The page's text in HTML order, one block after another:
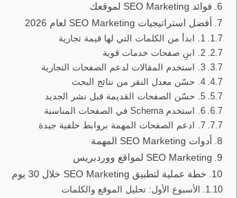
فوائد SEO Marketing لموقعك
أفضل استراتيجيات SEO Marketing لعام 2026
1. ابدأ من الكلمات التي لها قيمة تجارية
2. ابنِ صفحات خدمات قوية
3. استخدم المقالات لدعم الصفحات التجارية
4. حسّن معدل النقر من نتائج البحث
5. حسّن الصفحات القديمة قبل نشر الجديد
6. استخدم Schema في الصفحات المناسبة
7. ادعم الصفحات المهمة بروابط خلفية جيدة
أدوات SEO Marketing المهمة
SEO Marketing لمواقع ووردبريس
خطة عملية لتطبيق SEO Marketing خلال 30 يوم
الأسبوع الأول: تحليل الموقع والكلمات